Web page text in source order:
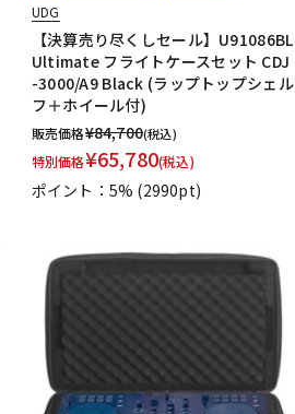
UDG
【決算売り尽くしセール】U91086BL
Ultimate フライトケースセット CDJ
-3000/A9 Black (ラップトップシェル
フ＋ホイール付)
販売価格¥84,700(税込)
特別価格¥65,780(税込)
ポイント：5% (2990pt)